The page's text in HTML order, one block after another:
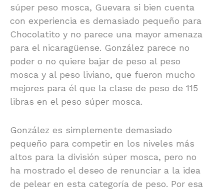
súper peso mosca, Guevara si bien cuenta
con experiencia es demasiado pequeño para
Chocolatito y no parece una mayor amenaza
para el nicaragüense. González parece no
poder o no quiere bajar de peso al peso
mosca y al peso liviano, que fueron mucho
mejores para él que la clase de peso de 115
libras en el peso súper mosca.
González es simplemente demasiado
pequeño para competir en los niveles más
altos para la división súper mosca, pero no
ha mostrado el deseo de renunciar a la idea
de pelear en esta categoría de peso. Por esa